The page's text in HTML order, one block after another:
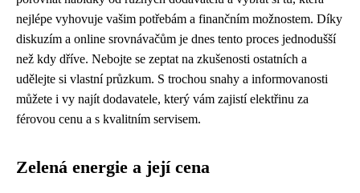
nejlépe vyhovuje vašim potřebám a finančním možnostem. Díky
diskuzím a online srovnávačům je dnes tento proces jednodušší
než kdy dříve. Nebojte se zeptat na zkušenosti ostatních a
udělejte si vlastní průzkum. S trochou snahy a informovanosti
můžete i vy najít dodavatele, který vám zajistí elektřinu za
férovou cenu a s kvalitním servisem.
Zelená energie a její cena